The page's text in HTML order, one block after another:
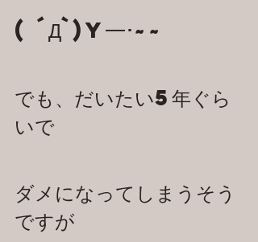
( ´Д`)y━･~~
でも、だいたい5年ぐら
いで
ダメになってしまうそう
ですが